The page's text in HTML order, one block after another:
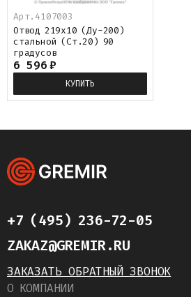
Арт. 4107003
Отвод 219х10 (Ду-200)
стальной (Ст.20) 90
градусов
6 596₽
КУПИТЬ
+7 (495) 236-72-05
ZAKAZ@GREMIR.RU
ЗАКАЗАТЬ ОБРАТНЫЙ ЗВОНОК
О КОМПАНИИ